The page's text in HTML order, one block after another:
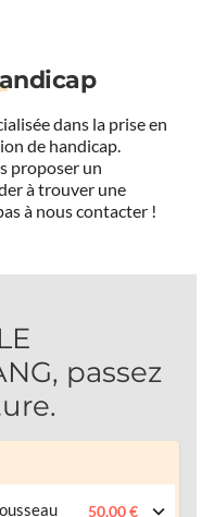
dans la prise en
de handicap.
proposer un
à trouver une
à nous contacter !
passez
50.00 €